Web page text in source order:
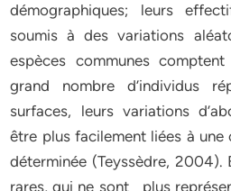
démographiques; leurs
soumis à des variations
espèces communes
grand nombre d’individus
surfaces, leurs variations
être plus facilement liées à une
déterminée (Teyssèdre, 2004).
rares, qui ne sont plus